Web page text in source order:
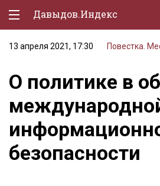
Давыдов.Индекс
Политическая жизнь
Экономика
Природа
Образование
Спорт
13 апреля 2021, 17:30 Повестка.
О политике в
безопасности